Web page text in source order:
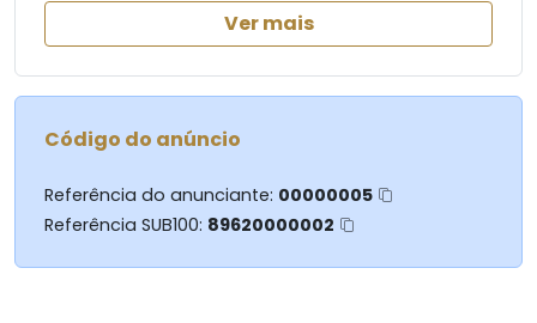
Não perca essa oportunidade de adquirir um
apartamento em excelente estado de
conservação.
Agende uma visita agora mesmo!
Ver mais
Código do anúncio
Referência do anunciante: 00000005
Referência SUB100: 89620000002